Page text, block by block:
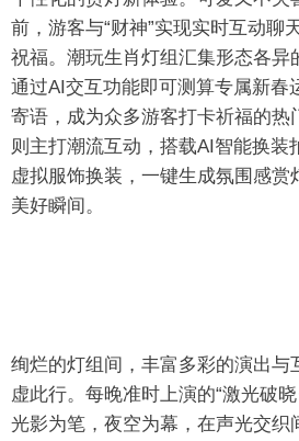
前，游客与“财神”实现实时互动聊
祝福。潮玩生肖灯组汇集形态各异
通过AI交互功能即可测算专属新春
寄语，成为众多游客打卡祈福的热
则主打潮流互动，搭载AI智能换装
虚拟服饰换装，一键生成氛围感赏
美好瞬间。
绚烂的灯组间，丰富多彩的演出与
虚此行。每晚准时上演的“激光破
光影为笔，夜空为幕，在声光交织